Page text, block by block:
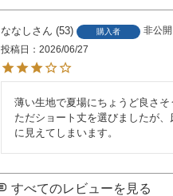
ななし 53 購入者
非公開
投稿日
2026/06/27
薄い生地で夏場にちょうど良さそ
ただショート丈を選びましたが
に見えてしまいます。
すべてのレビューを見る